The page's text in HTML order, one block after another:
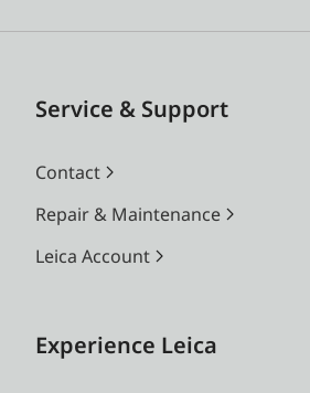
Service & Support
Contact
Repair & Maintenance
Leica Account
Experience Leica